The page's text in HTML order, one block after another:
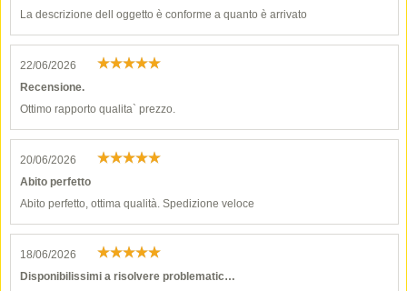
La descrizione dell oggetto è conforme a quanto è arrivato
22/06/2026
Recensione.
Ottimo rapporto qualita` prezzo.
20/06/2026
Abito perfetto
Abito perfetto, ottima qualità. Spedizione veloce
18/06/2026
Disponibilissimi a risolvere problematic…